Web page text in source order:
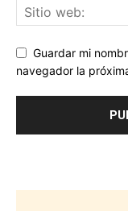
Guardar mi
navegador la